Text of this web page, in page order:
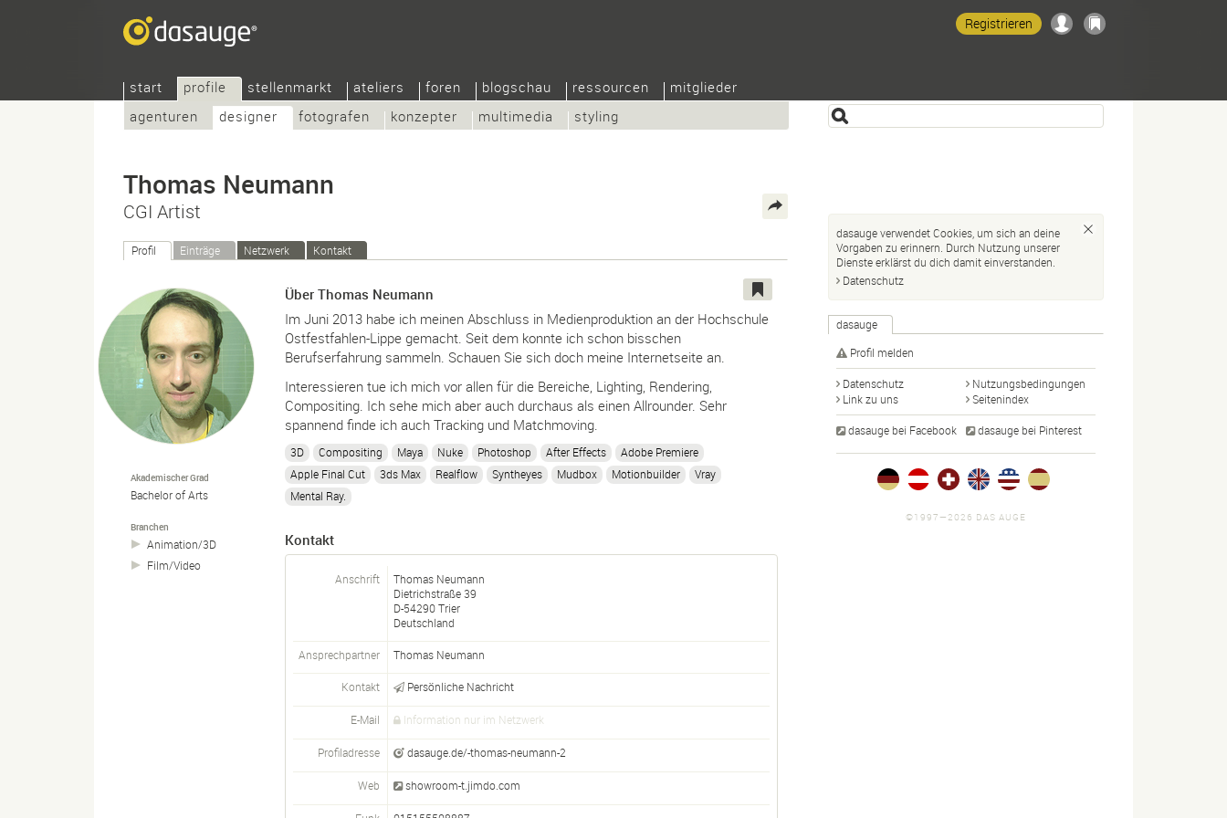
start
profile
agenturen
designer fotografen konzepter multimedia styling
stellenmarkt ateliers foren blogschau ressourcen mitglieder
Registrieren
Thomas Neumann
CGI Artist
Profil Einträge Netzwerk Kontakt
Akademischer Grad
Bachelor of Arts
Branchen
Animation/3D
Film/Video
Über Thomas Neumann
Im Juni 2013 habe ich meinen Abschluss in Medienproduktion an der Hochschule
Ostfestfahlen-Lippe gemacht. Seit dem konnte ich schon bisschen
Berufserfahrung sammeln. Schauen Sie sich doch meine Internetseite an.
Interessieren tue ich mich vor allen für die Bereiche, Lighting, Rendering,
Compositing. Ich sehe mich aber auch durchaus als einen Allrounder. Sehr
spannend finde ich auch Tracking und Matchmoving.
3D Compositing Maya Nuke Photoshop After Effects
Adobe Premiere
Apple Final Cut
3ds Max Realflow Syntheyes Mudbox Motionbuilder
Vray
Mental Ray.
Kontakt
Anschrift
Thomas Neumann
Dietrichstraße 39
D-54290Trier
Deutschland
Ansprechpartner Thomas Neumann
Kontakt Persönliche Nachricht
E-Mail Information nur im Netzwerk
Profiladresse dasauge.de/-thomas-neumann-2
Web showroom-t.jimdo.com
dasauge verwendet Cookies, um sich an deine
Vorgaben zu erinnern. Durch Nutzung unserer
Dienste erklärst du dich damit einverstanden.
Datenschutz
dasauge
Profil melden
Datenschutz
Nutzungsbedingungen
Link zu uns
Seitenindex
dasauge bei Facebook dasauge bei Pinterest
©1997—2026 DAS AUGE